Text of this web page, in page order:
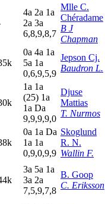
4a 2a 1a
2a 3a
6,8,9,8,7
Mlle C.
Chéradame
B J
Chapman
0a 4a 1a
5a 1a
0,6,9,5,9
Jepson Cj.
Baudron L.
1a 1a
(25) 1a
1a Da
9,9,9,9,0
Djuse
Mattias
T. Nurmos
0a 1a Da
1a 1a
0,9,0,9,9
Skoglund
R. N.
Wallin F.
3a 5a 1a
3a 2a
7,5,9,7,8
B. Goop
C. Eriksson